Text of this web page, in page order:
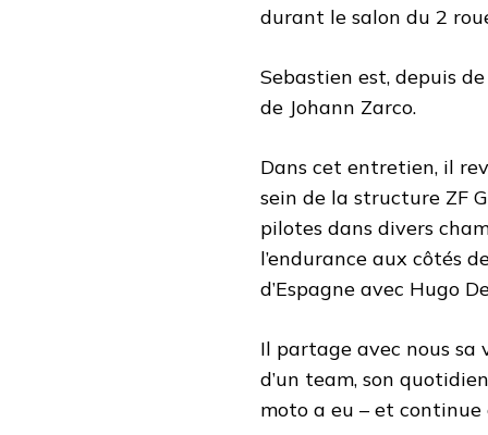
durant le salon du 2
Sebastien est, depuis
de Johann Zarco.
Dans cet entretien, il
sein de la structure ZF
pilotes dans divers
l’endurance aux côtés
d’Espagne avec Hugo
Il partage avec nous sa
d’un team, son
moto a eu – et continue